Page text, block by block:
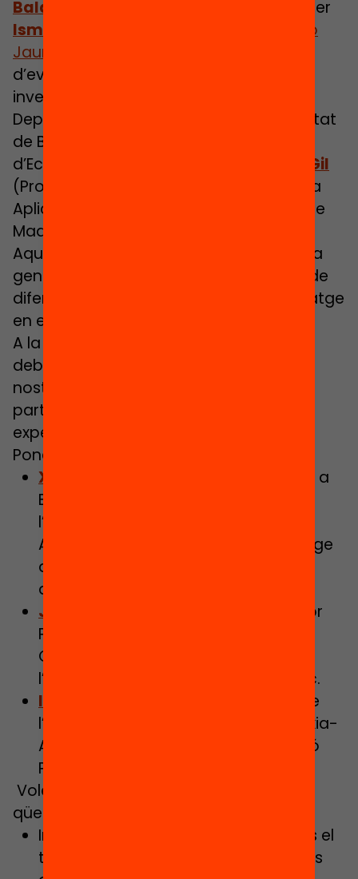
Balaguer
, i moderat per
Ismael Palacín
Fundació
Jaume Bofill
d’evidències que ha elaborat els
investigadors
Departament d’Economia de la Universitat
de Barcelona i investigador a l’Institut
d’Economia de Barcelona (IEB) i
María Gil
(Professora al Departament d’Economia
Aplicada de la Universidad Autónoma de
Madrid).
Aquest nou informe sintetitza l’evidència
generada per recerques i avaluacions de
diferents països sobre l’efecte del lideratge
en els resultats de l’alumnat.
A la segona part de l’acte, dedicada al
debat i a l’aterratge de la temàtica al
nostre context, comptarem amb la
participació especial dels següents
experts:
Ponents:
Xavier Chavarría
, Inspector en cap a
Barcelona Ciutat i president de
l’European Forum on Educational
Administration sota el títol “El lideratge
de centre afecta el rendiment
acadèmic dels alumnes?”
Josep Castillo i Adrián
, Coordinador
Postgrau en Direcció Estratègica de
Centres Docents per a Ia Innovació i
l’Èxit Educatiu de la Universitat de Vic.
Isabel Sánchez Ibáñez
, Directora de
l’Escola Rius i Taulet i presidenta d’Axia-
Associació de Directius de l’Educació
Pública de Catalunya.
Volem debatre amb els participants
qüestions com ara:
Influeix en el rendiment dels alumnes el
tipus de lideratge que es practica als